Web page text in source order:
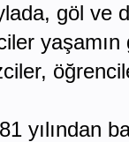
göl ve
yaşamın
yılından